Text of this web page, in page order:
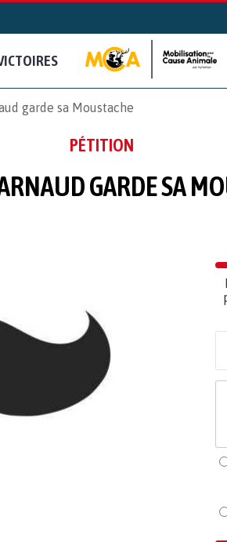
garde sa Moustache
PÉTITION
GARDE SA